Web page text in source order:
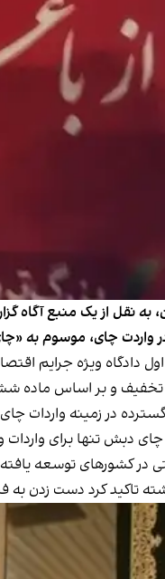
به نقل از یک منبع
در واردت چای، موسوم به
تخفیف و بر اساس
واردات و بسته‌بندی چای، حدود
کشورهای توسعه
تاکید کرد دست زدن به